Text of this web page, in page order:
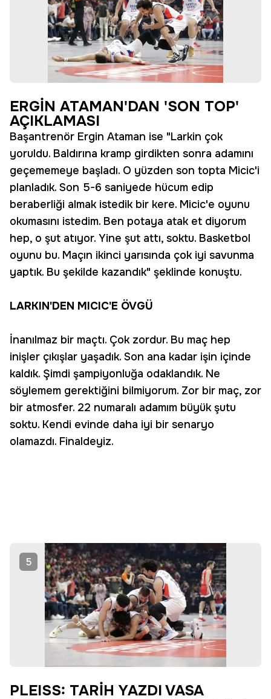
ERGİN ATAMAN'DAN 'SON TOP'
AÇIKLAMASI
Başantrenör Ergin Ataman ise "Larkin çok
yoruldu. Baldırına kramp girdikten sonra adamını
geçememeye başladı. O yüzden son topta Micic'i
planladık. Son 5-6 saniyede hücum edip
beraberliği almak istedik bir kere. Micic'e oyunu
okumasını istedim. Ben potaya atak et diyorum
hep, o şut atıyor. Yine şut attı, soktu. Basketbol
oyunu bu. Maçın ikinci yarısında çok iyi savunma
yaptık. Bu şekilde kazandık" şeklinde konuştu.
LARKIN'DEN MICIC'E ÖVGÜ
İnanılmaz bir maçtı. Çok zordur. Bu maç hep
inişler çıkışlar yaşadık. Son ana kadar işin içinde
kaldık. Şimdi şampiyonluğa odaklandık. Ne
söylemem gerektiğini bilmiyorum. Zor bir maç, zor
bir atmosfer. 22 numaralı adamım büyük şutu
soktu. Kendi evinde daha iyi bir senaryo
olamazdı. Finaldeyiz.
5
PLEISS: TARİH YAZDI VASA